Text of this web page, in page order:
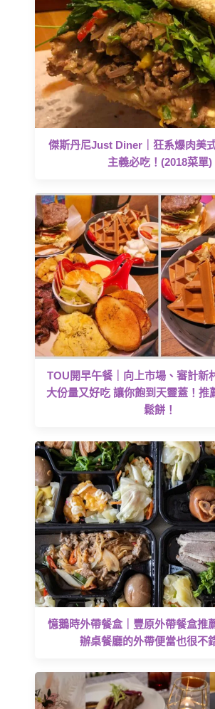
傑斯丹尼Just Diner｜狂系爆肉美
主義必吃！(2018菜單)
TOU開早午餐｜向上市場、審計新
大份量又好吃 讓你飽到天靈蓋！推
鬆餅！
憶鵝時外帶餐盒｜豐原外帶餐盒推
辦桌餐廳的外帶便當也很不